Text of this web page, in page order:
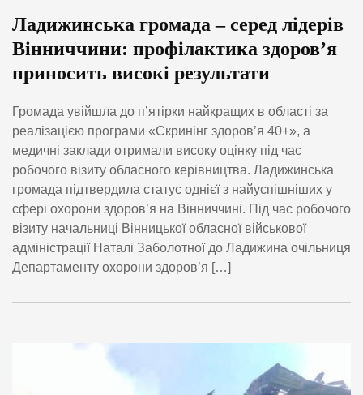
Ладижинська громада – серед лідерів
Вінниччини: профілактика здоров’я
приносить високі результати
Громада увійшла до п’ятірки найкращих в області за
реалізацією програми «Скринінг здоров’я 40+», а
медичні заклади отримали високу оцінку під час
робочого візиту обласного керівництва. Ладижинська
громада підтвердила статус однієї з найуспішніших у
сфері охорони здоров’я на Вінниччині. Під час робочого
візиту начальниці Вінницької обласної військової
адміністрації Наталі Заболотної до Ладижина очільниця
Департаменту охорони здоров’я […]